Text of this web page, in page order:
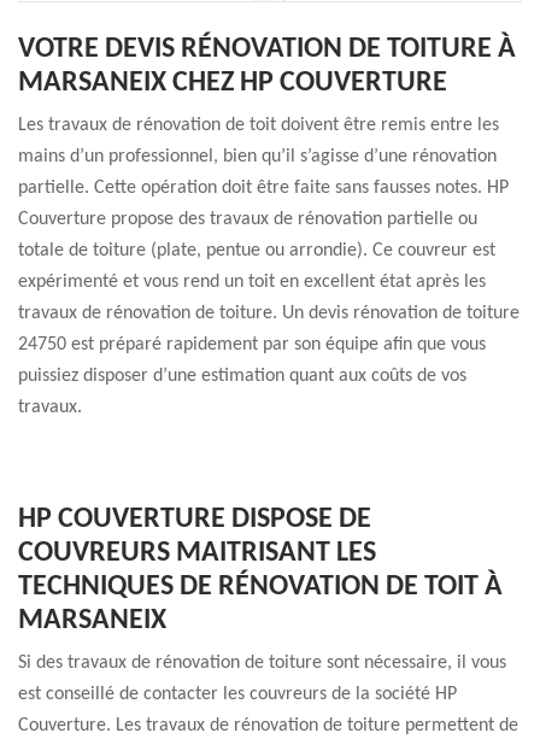
VOTRE DEVIS RÉNOVATION DE TOITURE À
MARSANEIX CHEZ HP COUVERTURE
Les travaux de rénovation de toit doivent être remis entre les
mains d’un professionnel, bien qu’il s’agisse d’une rénovation
partielle. Cette opération doit être faite sans fausses notes. HP
Couverture propose des travaux de rénovation partielle ou
totale de toiture (plate, pentue ou arrondie). Ce couvreur est
expérimenté et vous rend un toit en excellent état après les
travaux de rénovation de toiture. Un devis rénovation de toiture
24750 est préparé rapidement par son équipe afin que vous
puissiez disposer d’une estimation quant aux coûts de vos
travaux.
HP COUVERTURE DISPOSE DE
COUVREURS MAITRISANT LES
TECHNIQUES DE RÉNOVATION DE TOIT À
MARSANEIX
Si des travaux de rénovation de toiture sont nécessaire, il vous
est conseillé de contacter les couvreurs de la société HP
Couverture. Les travaux de rénovation de toiture permettent de